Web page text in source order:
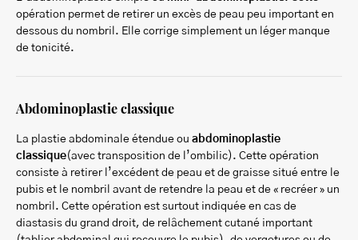
opération permet de retirer un excès de peau peu important en
dessous du nombril. Elle corrige simplement un léger manque
de tonicité.
Abdominoplastie classique
La plastie abdominale étendue ou abdominoplastie
classique(avec transposition de l’ombilic). Cette opération
consiste à retirer l’excédent de peau et de graisse situé entre le
pubis et le nombril avant de retendre la peau et de « recréer » un
nombril. Cette opération est surtout indiquée en cas de
diastasis du grand droit, de relâchement cutané important